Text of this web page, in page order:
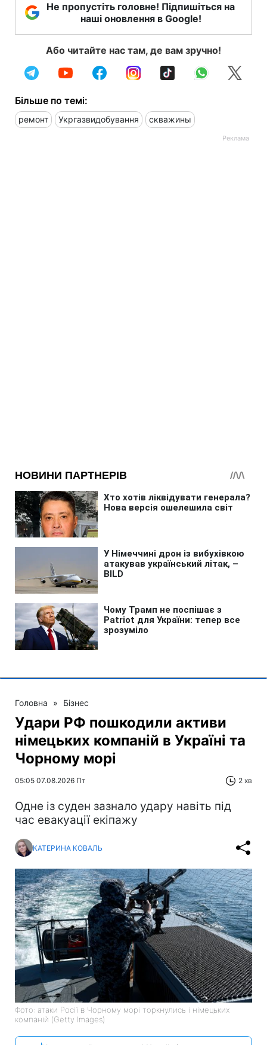
Не пропустіть головне! Підпишіться на
наші оновлення в Google!
Або читайте нас там, де вам зручно!
Більше по темі:
ремонт Укргазвидобування скважины
Головна » Бізнес
Удари РФ пошкодили активи
німецьких компаній в Україні та
Чорному морі
05:05 07.08.2026 Пт 2 хв
Одне із суден зазнало удару навіть під
час евакуації екіпажу
КАТЕРИНА КОВАЛЬ
Фото: атаки Росії в Чорному морі торкнулись і німецьких
компаній (Getty Images)